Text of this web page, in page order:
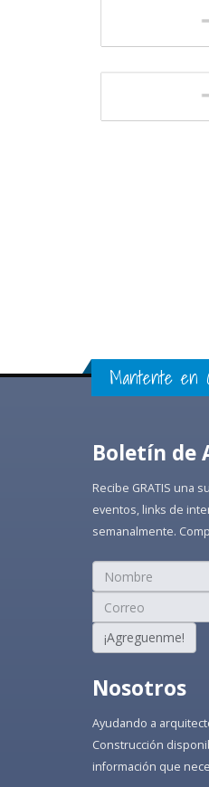
Mantente en
Boletín de
Recibe GRATIS una
eventos, links de
semanalmente.
¡Agreguenme!
Nosotros
Ayudando a
Construcción
información que